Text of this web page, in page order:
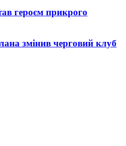
героєм прикрого
змінив черговий клуб